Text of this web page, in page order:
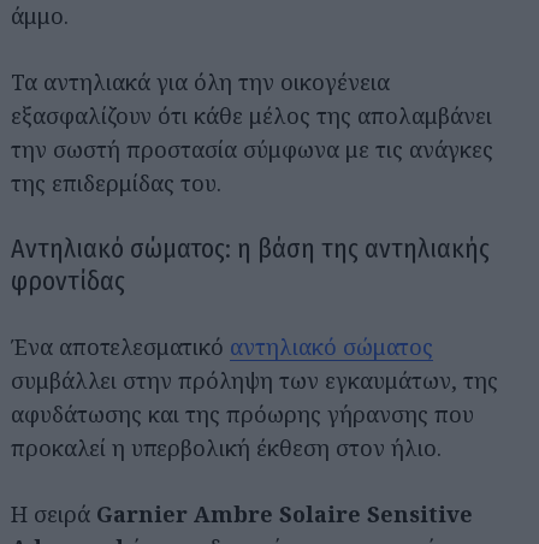
άμμο.
Τα αντηλιακά για όλη την οικογένεια
εξασφαλίζουν ότι κάθε μέλος της απολαμβάνει
την σωστή προστασία σύμφωνα με τις ανάγκες
της επιδερμίδας του.
Αντηλιακό σώματος: η βάση της αντηλιακής
φροντίδας
Ένα αποτελεσματικό αντηλιακό σώματος
συμβάλλει στην πρόληψη των εγκαυμάτων, της
αφυδάτωσης και της πρόωρης γήρανσης που
προκαλεί η υπερβολική έκθεση στον ήλιο.
Η σειρά Garnier Ambre Solaire Sensitive